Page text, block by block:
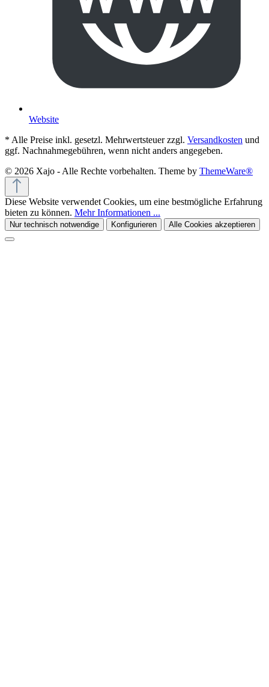
Website
* Alle Preise inkl. gesetzl. Mehrwertsteuer zzgl. Versandkosten und
ggf. Nachnahmegebühren, wenn nicht anders angegeben.
© 2026 Xajo - Alle Rechte vorbehalten. Theme by ThemeWare®
Diese Website verwendet Cookies, um eine bestmögliche Erfahrung
bieten zu können. Mehr Informationen ...
Nur technisch notwendige Konfigurieren Alle Cookies akzeptieren